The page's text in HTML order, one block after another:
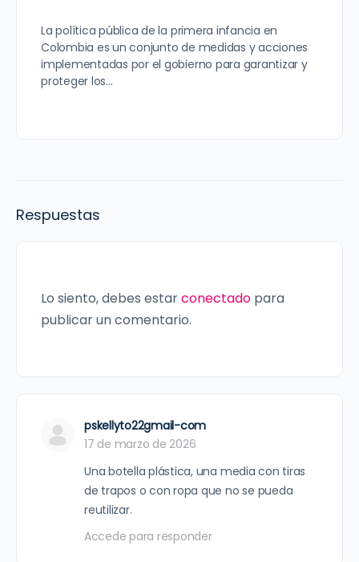
La política pública de la primera infancia en
Colombia es un conjunto de medidas y acciones
implementadas por el gobierno para garantizar y
proteger los…
Respuestas
Lo siento, debes estarconectado para
publicar un comentario.
pskellyto22gmail-com
17 de marzo de 2026
Una botella plástica, una media con tiras
de trapos o con ropa que no se pueda
reutilizar.
Accede para responder